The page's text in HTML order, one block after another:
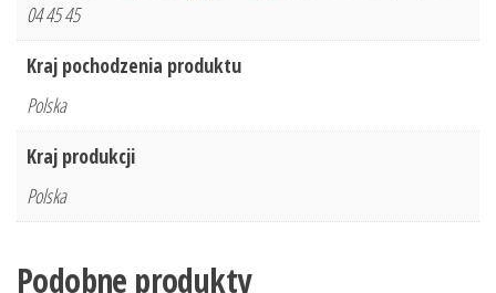
04 45 45
Kraj pochodzenia produktu
Polska
Kraj produkcji
Polska
Podobne produkty